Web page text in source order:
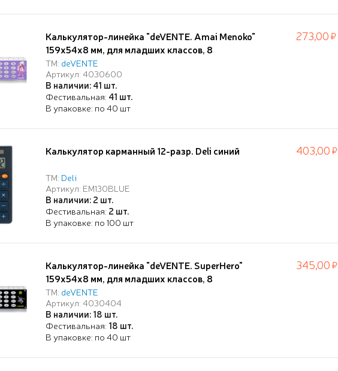
Калькулятор-линейка "deVENTE. Amai Menoko"
159x54x8 мм, для младших классов, 8
разрядный, работа с памятью, автоматическое
вычисление квадратного корня, процентов,
функция смены знака, с рисунком, в блистере с
подвесом
ТМ: deVENTE
Артикул: 4030600
В наличии: 41 шт.
Фестивальная: 41 шт.
В упаковке: по 40 шт
273,00
Калькулятор карманный 12-разр. Deli синий
ТМ: Deli
Артикул: EM130BLUE
В наличии: 2 шт.
Фестивальная: 2 шт.
В упаковке: по 100 шт
403,00
Калькулятор-линейка "deVENTE. SuperHero"
159x54x8 мм, для младших классов, 8
разрядный, работа с памятью, автоматическое
вычисление квадратного корня, процентов,
функция смены знака, с рисунком, в блистере с
подвесом
ТМ: deVENTE
Артикул: 4030404
В наличии: 18 шт.
Фестивальная: 18 шт.
В упаковке: по 40 шт
345,00